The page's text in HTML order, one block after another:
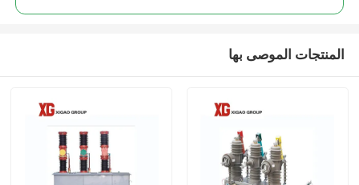
المنتجات الموصى بها